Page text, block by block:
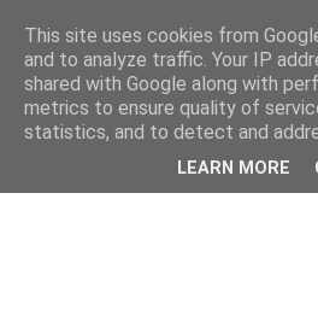
This site uses cookies from
and to analyze traffic. Your IP
shared with Google along with
metrics to ensure quality of
statistics, and to detect and
LEARN MORE